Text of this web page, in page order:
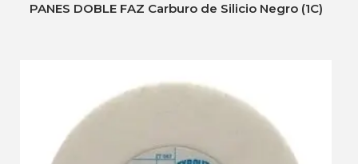
PANES DOBLE FAZ Carburo de Silicio Negro (1C)